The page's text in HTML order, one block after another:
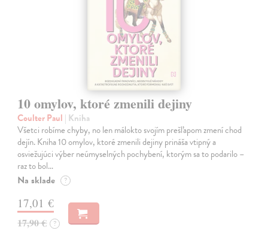
10 omylov, ktoré zmenili dejiny
Coulter Paul | Kniha
Všetci robíme chyby, no len málokto svojím prešľapom zmení chod
dejín. Kniha 10 omylov, ktoré zmenili dejiny prináša vtipný a
osviežujúci výber neúmyselných pochybení, ktorým sa to podarilo –
raz to bol…
Na sklade ?
17,01 €
17,90 € ?